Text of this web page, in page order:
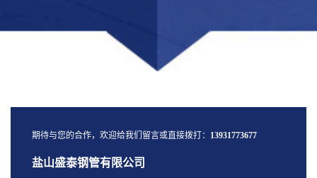
期待与您的合作，欢迎给我们留言或直接拨打： 13931773677
盐山盛泰钢管有限公司